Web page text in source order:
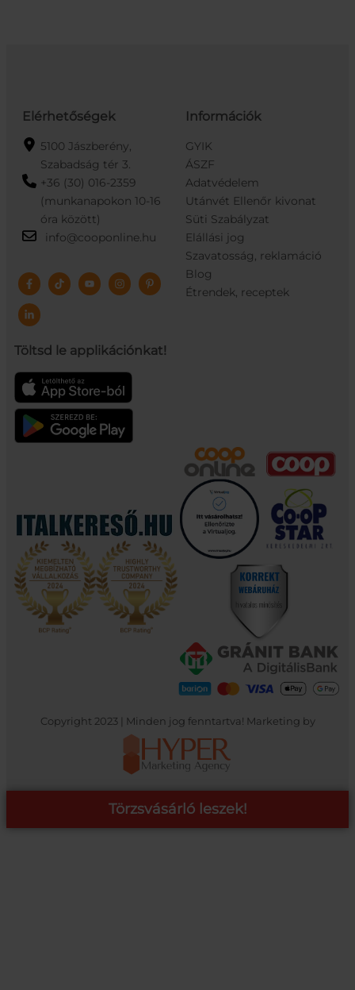
Elérhetőségek
5100 Jászberény,
Szabadság tér 3.
+36 (30) 016-2359
(munkanapokon 10-16
óra között)
info@cooponline.hu
Töltsd le applikációnkat!
Információk
GYIK
ÁSZF
Adatvédelem
Utánvét Ellenőr kivonat
Süti Szabályzat
Elállási jog
Szavatosság, reklamáció
Blog
Étrendek, receptek
Copyright 2023 | Minden jog fenntartva! Marketing by
Törzsvásárló leszek!